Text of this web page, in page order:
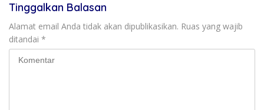
Tinggalkan Balasan
Alamat email Anda tidak akan dipublikasikan. Ruas yang wajib
ditandai *